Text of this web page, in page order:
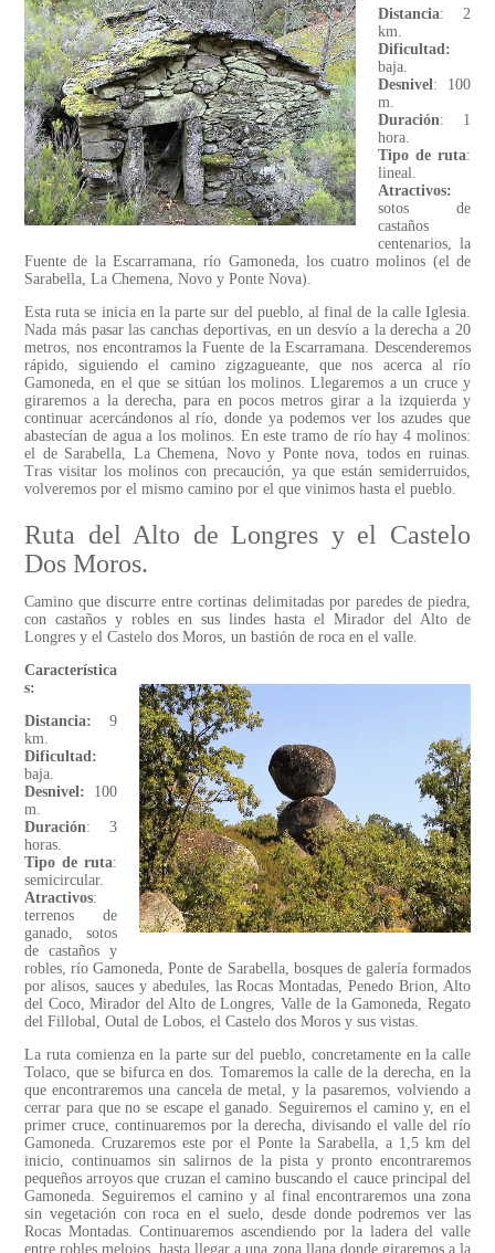
Distancia: 2
km.
Dificultad:
baja.
Desnivel: 100
m.
Duración: 1
hora.
Tipo de ruta:
lineal.
Atractivos:
sotos de
castaños
centenarios, la
Fuente de la Escarramana, río Gamoneda, los cuatro molinos (el de
Sarabella, La Chemena, Novo y Ponte Nova).
Esta ruta se inicia en la parte sur del pueblo, al final de la calle Iglesia.
Nada más pasar las canchas deportivas, en un desvío a la derecha a 20
metros, nos encontramos la Fuente de la Escarramana. Descenderemos
rápido, siguiendo el camino zigzagueante, que nos acerca al río
Gamoneda, en el que se sitúan los molinos. Llegaremos a un cruce y
giraremos a la derecha, para en pocos metros girar a la izquierda y
continuar acercándonos al río, donde ya podemos ver los azudes que
abastecían de agua a los molinos. En este tramo de río hay 4 molinos:
el de Sarabella, La Chemena, Novo y Ponte nova, todos en ruinas.
Tras visitar los molinos con precaución, ya que están semiderruidos,
volveremos por el mismo camino por el que vinimos hasta el pueblo.
Ruta del Alto de Longres y el Castelo
Dos Moros.
Camino que discurre entre cortinas delimitadas por paredes de piedra,
con castaños y robles en sus lindes hasta el Mirador del Alto de
Longres y el Castelo dos Moros, un bastión de roca en el valle.
Característica
s:
Distancia: 9
km.
Dificultad:
baja.
Desnivel: 100
m.
Duración: 3
horas.
Tipo de ruta:
semicircular.
Atractivos:
terrenos de
ganado, sotos
de castaños y
robles, río Gamoneda, Ponte de Sarabella, bosques de galería formados
por alisos, sauces y abedules, las Rocas Montadas, Penedo Brion, Alto
del Coco, Mirador del Alto de Longres, Valle de la Gamoneda, Regato
del Fillobal, Outal de Lobos, el Castelo dos Moros y sus vistas.
La ruta comienza en la parte sur del pueblo, concretamente en la calle
Tolaco, que se bifurca en dos. Tomaremos la calle de la derecha, en la
que encontraremos una cancela de metal, y la pasaremos, volviendo a
cerrar para que no se escape el ganado. Seguiremos el camino y, en el
primer cruce, continuaremos por la derecha, divisando el valle del río
Gamoneda. Cruzaremos este por el Ponte la Sarabella, a 1,5 km del
inicio, continuamos sin salirnos de la pista y pronto encontraremos
pequeños arroyos que cruzan el camino buscando el cauce principal del
Gamoneda. Seguiremos el camino y al final encontraremos una zona
sin vegetación con roca en el suelo, desde donde podremos ver las
Rocas Montadas. Continuaremos ascendiendo por la ladera del valle
entre robles melojos, hasta llegar a una zona llana donde giraremos a la